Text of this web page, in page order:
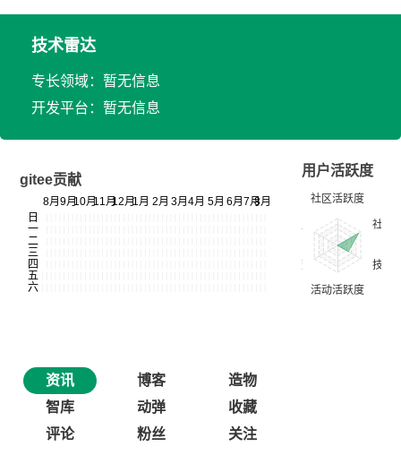
技术雷达
专长领域：暂无信息
开发平台：暂无信息
gitee贡献
用户活跃度
资讯 博客
造物
智库
动弹
收藏
评论
粉丝 关注